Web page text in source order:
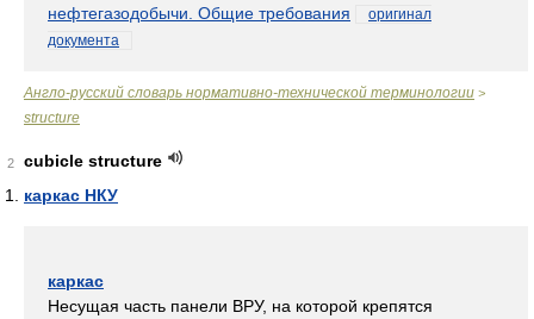
нефтегазодобычи. Общие требования
оригинал
документа
Англо-русский словарь нормативно-технической терминологии >
structure
2
cubicle structure
каркас НКУ
каркас
Несущая часть панели ВРУ, на которой крепятся